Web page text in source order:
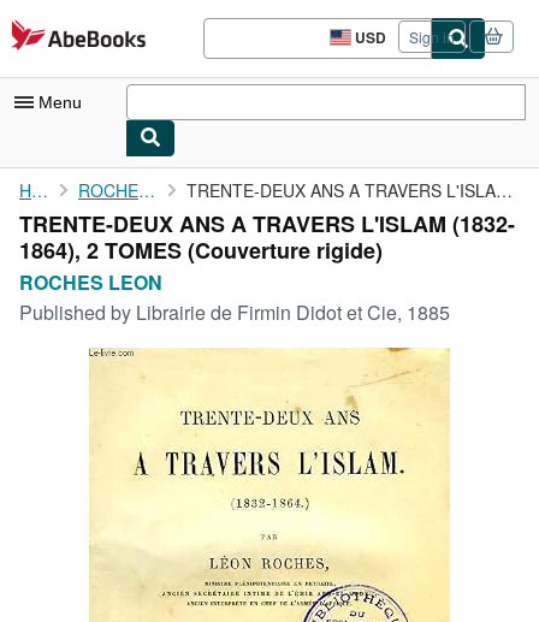
Skip to main content
AbeBooks.com USD
Site
shopping
Sign in
Menu
My Account
My Purchases
Advanced Search
Browse Collections
Rare Books
CLOSE
Home ROCHES LEON TRENTE-DEUX ANS A TRAVERS L'ISLAM (1832-1864), 2 TOMES
TRENTE-DEUX ANS A TRAVERS L'ISLAM (1832-
1864), 2 TOMES (Couverture rigide)
ROCHES LEON
Published by Librairie de Firmin Didot et Cie, 1885